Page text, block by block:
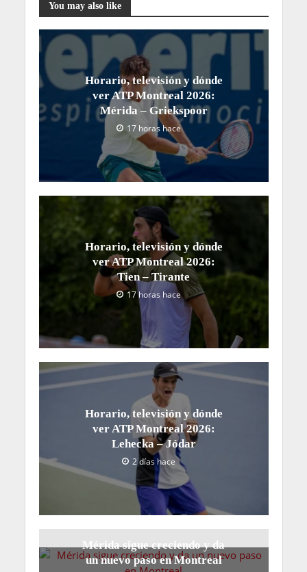
You may also like
Horario, televisión y dónde
ver ATP Montreal 2026:
Mérida – Griekspoor
17 horas hace
Horario, televisión y dónde
ver ATP Montreal 2026:
Tien – Tirante
17 horas hace
Horario, televisión y dónde
ver ATP Montreal 2026:
Lehecka – Jódar
2 días hace
Mérida sigue creciendo y da
un nuevo paso en Montreal